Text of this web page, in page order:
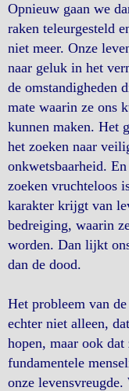
Opnieuw gaan we
raken teleurgesteld
niet meer. Onze
naar geluk in het
de omstandigheden
mate waarin ze ons
kunnen maken. Het
het zoeken naar
onkwetsbaarheid.
zoeken vruchteloos
karakter krijgt van
bedreiging, waarin
worden. Dan lijkt
dan de dood.
Het probleem van
echter niet alleen,
hopen, maar ook dat
fundamentele
onze levensvreugde.